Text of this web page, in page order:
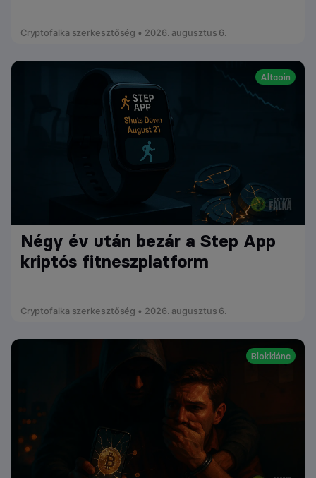
Cryptofalka szerkesztőség • 2026. augusztus 6.
Altcoin
Négy év után bezár a Step App
kriptós fitneszplatform
Cryptofalka szerkesztőség • 2026. augusztus 6.
Blokklánc